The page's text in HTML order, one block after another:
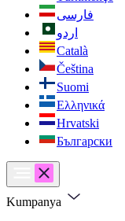
فارسی
اردو
Català
Čeština
Suomi
Ελληνικά
Hrvatski
Български
Kumpanya